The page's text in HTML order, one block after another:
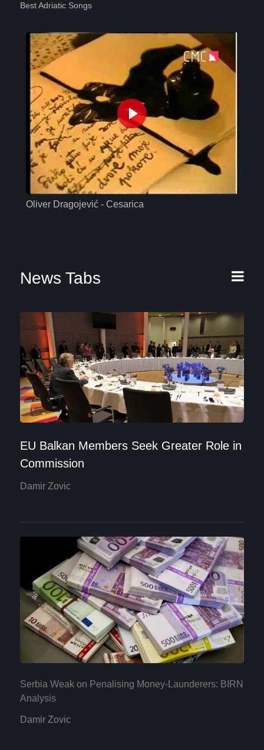
Best Adriatic Songs
Oliver Dragojević - Cesarica
News Tabs
EU Balkan Members Seek Greater Role in
Commission
Damir Zovic
Serbia Weak on Penalising Money-Launderers: BIRN
Analysis
Damir Zovic